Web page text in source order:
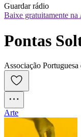
Guardar rádio
Baixe gratuitamente na
Pontas
Associação
Arte